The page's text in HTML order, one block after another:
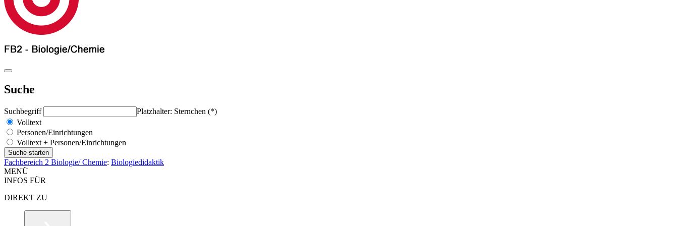
Suche
Suchbegriff
Platzhalter: Sternchen (*)
Volltext
Personen/Einrichtungen
Volltext + Personen/Einrichtungen
Fachbereich 2 Biologie/ Chemie: Biologiedidaktik
MENÜ
INFOS FÜR
DIREKT ZU